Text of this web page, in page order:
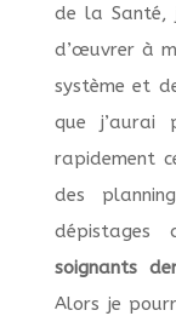
de la Santé,
d’œuvrer à
système et
que j’aurai
rapidement
des
soignants
Alors je